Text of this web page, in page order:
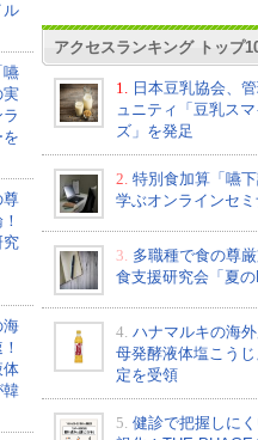
ル
嚥
実
尊
究
海
体
韓
アクセスランキング トップ
1.
日本豆乳協会、
ュニティ「豆乳ス
ズ」を発足
2. 特別食加算「嚥
学ぶオンラインセ
3. 多職種で食の尊
食支援研究会「夏
4. ハナマルキの海
母発酵液体塩こう
定を受領
5. 健診で把握しに